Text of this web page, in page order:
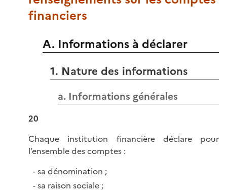
financiers
A. Informations à déclarer
1. Nature des informations
a. Informations générales
20
Chaque institution financière déclare pour
l’ensemble des comptes :
sa dénomination ;
sa raison sociale ;